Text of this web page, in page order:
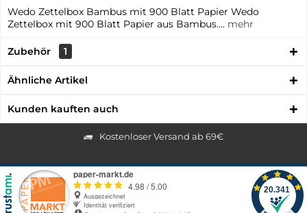
Wedo Zettelbox Bambus mit 900 Blatt Papier Wedo
Zettelbox mit 900 Blatt Papier aus Bambus.... mehr
Zubehör 1
Ähnliche Artikel
Kunden kauften auch
Kostenloser Versand ab 69€